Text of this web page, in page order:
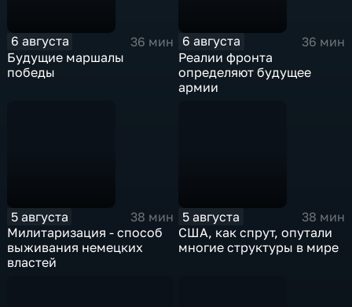
6 августа
36 мин
Будущие маршалы
победы
6 августа
36 мин
Реалии фронта
определяют будущее
армии
5 августа
38 мин
Милитаризация - способ
выживания немецких
властей
5 августа
38 мин
США, как спрут, опутали
многие структуры в мире